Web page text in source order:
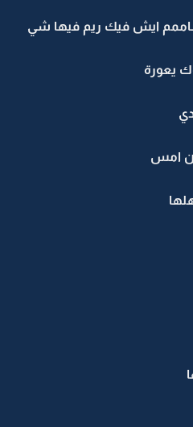
ايش فيك ريم فيها شي
يعورة
امس